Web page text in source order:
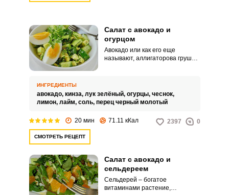
Салат с авокадо и
огурцом
Авокадо или как его еще
называют, аллигаторова груша –
рецепт полезного салата с
авокадо и огурцом.
ИНГРЕДИЕНТЫ
авокадо, кинза, лук зелёный, огурцы, чеснок,
лимон, лайм, соль, перец черный молотый
20 мин 71.11 кКал 2397 0
СМОТРЕТЬ РЕЦЕПТ
Салат с авокадо и
сельдереем
Сельдерей – богатое
витаминами растение,